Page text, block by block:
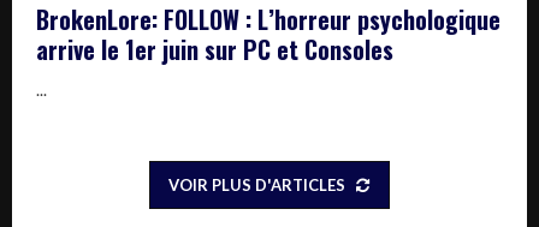
BrokenLore: FOLLOW : L’horreur psychologique
arrive le 1er juin sur PC et Consoles
...
VOIR PLUS D'ARTICLES